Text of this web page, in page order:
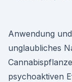
Anwendung
unglaubliches
psychoaktiven